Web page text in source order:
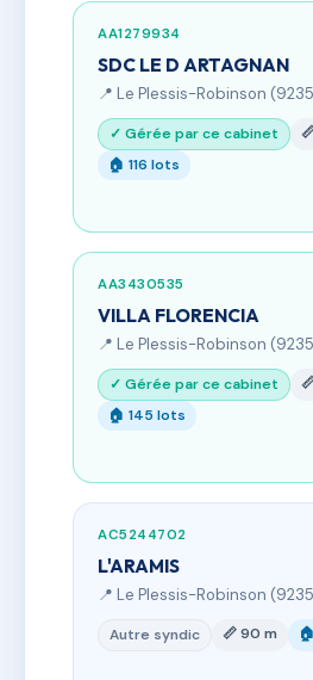
AA1279934
SDC LE D ARTAGNAN
📍 Le Plessis-Robinson
✓ Gérée par ce cabinet
🏠 116 lots
AA3430535
VILLA FLORENCIA
📍 Le Plessis-Robinson
✓ Gérée par ce cabinet
🏠 145 lots
AC5244702
L'ARAMIS
📍 Le Plessis-Robinson
Autre syndic 📏 90 m